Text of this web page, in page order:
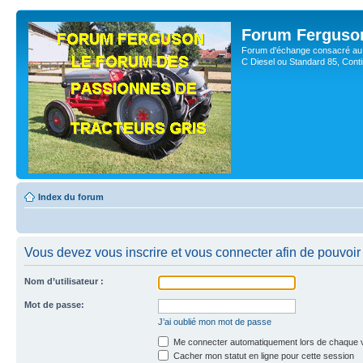
Forum
Forum d'échange consacré
C Diesel ou Standard 85,
Index du forum
Vous devez vous inscrire et vous connecter afin de
Nom d’utilisateur :
Mot de passe:
J’ai oublié mon mot de passe
Me connecter automatiquement lors de chaque
Cacher mon statut en ligne pour cette session